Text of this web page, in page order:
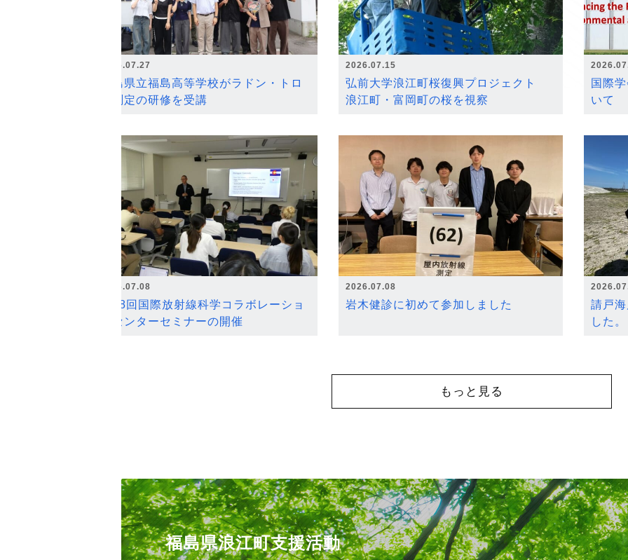
2026.07.27
福島県立福島高等学校がラドン・トロ
ン測定の研修を受講
2026.07.15
弘前大学浪江町桜復興プロジェクト
浪江町・富岡町の桜を視察
国際
いて
2026.07.08
第18回国際放射線科学コラボレーショ
ンセンターセミナーの開催
2026.07.08
岩木健診に初めて参加しました
請戸
した。
もっと見る
福島県浪江町支援活動